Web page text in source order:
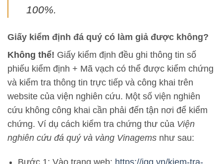
100%.
Giấy kiểm định đá quý có làm giả được không?
Không thể! Giấy kiểm định đều ghi thông tin số
phiếu kiểm định + Mã vạch có thể được kiểm chứng
và kiểm tra thông tin trực tiếp và công khai trên
website của viện nghiên cứu. Một số viện nghiên
cứu không công khai cần phải đến tận nơi để kiểm
chứng. Ví dụ cách kiểm tra chứng thư của Viện
nghiên cứu đá quý và vàng Vinagems như sau:
Bước 1: Vào trang web: https://igg.vn/kiem-tra-